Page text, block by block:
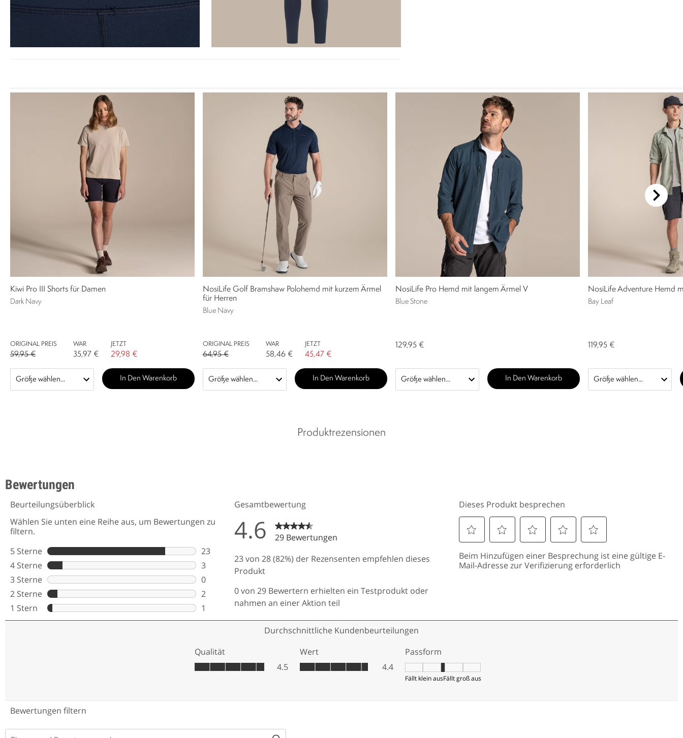
Kiwi Pro III Shorts für Damen
Dark Navy
ORIGINAL PREIS
59,95 €
WAR
35,97 €
JETZT
29,98 €
In Den Warenkorb
NosiLife Golf Bramshaw Polohemd mit kurzem Ärmel
für Herren
Blue Navy
ORIGINAL PREIS
64,95 €
WAR
58,46 €
JETZT
45,47 €
In Den Warenkorb
NosiLife Pro Hemd mit langem Ärmel V
Blue Stone
129,95 €
In Den Warenkorb
NosiLife Adventure Hemd
Bay Leaf
119,95 €
Produktrezensionen